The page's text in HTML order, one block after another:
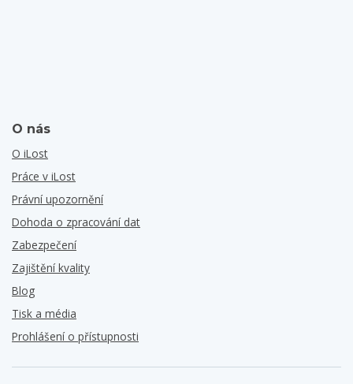
O nás
O iLost
Práce v iLost
Právní upozornění
Dohoda o zpracování dat
Zabezpečení
Zajištění kvality
Blog
Tisk a média
Prohlášení o přístupnosti